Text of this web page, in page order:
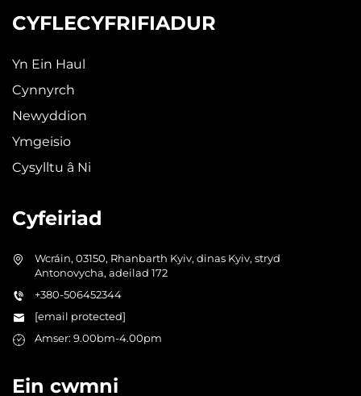
CYFLECYFRIFIADUR
Yn Ein Haul
Cynnyrch
Newyddion
Ymgeisio
Cysylltu â Ni
Cyfeiriad
Wcráin, 03150, Rhanbarth Kyiv, dinas Kyiv, stryd
Antonovycha, adeilad 172
+380-506452344
[email protected]
Amser: 9.00bm-4.00pm
Ein cwmni